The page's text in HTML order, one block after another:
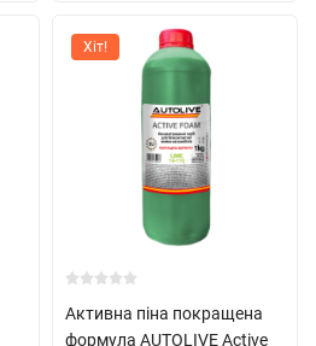
Хіт!
Активна піна покращена
формула AUTOLIVE Active